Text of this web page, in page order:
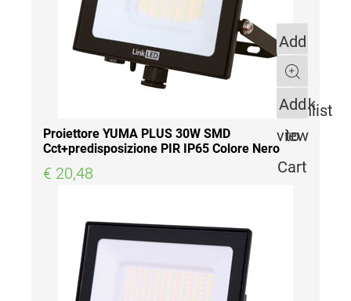
Add
to
Wishlist
Quick
view
Quantity
Add
to
Cart
Proiettore YUMA PLUS 30W SMD
Cct+predisposizione PIR IP65 Colore Nero
€ 20,48